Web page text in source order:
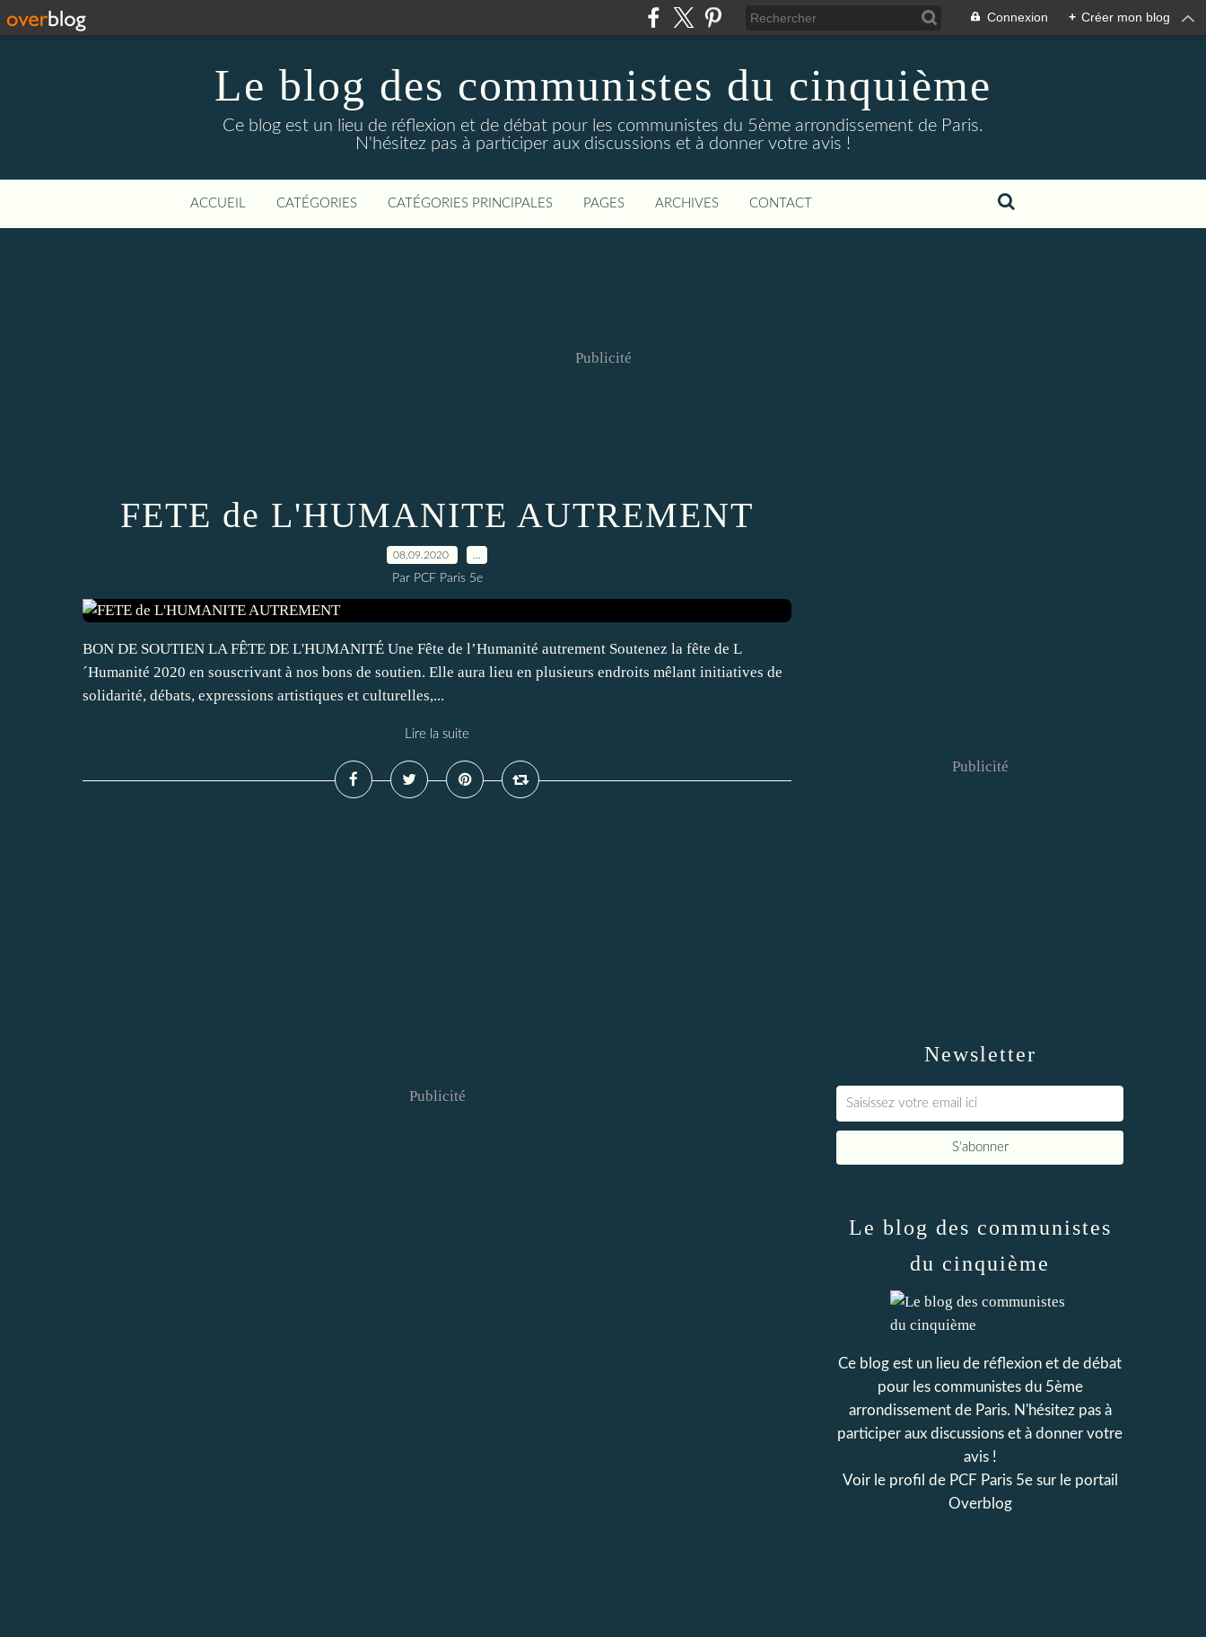
Connexion + Créer mon blog
Le blog des communistes du cinquième
Ce blog est un lieu de réflexion et de débat pour les communistes du 5ème arrondissement de Paris.
N'hésitez pas à participer aux discussions et à donner votre avis !
ACCUEIL CATÉGORIES CATÉGORIES PRINCIPALES PAGES ARCHIVES CONTACT
Publicité
FETE de L'HUMANITE AUTREMENT
08.09.2020
Par PCF Paris 5e
BON DE SOUTIEN LA FÊTE DE L'HUMANITÉ Une Fête de l’Humanité autrement Soutenez la fête de L
´Humanité 2020 en souscrivant à nos bons de soutien. Elle aura lieu en plusieurs endroits mêlant initiatives de
solidarité, débats, expressions artistiques et culturelles,...
Lire la suite
Publicité
Newsletter
Publicité
Le blog des communistes
du cinquième
Ce blog est un lieu de réflexion et de débat
pour les communistes du 5ème
arrondissement de Paris. N'hésitez pas à
participer aux discussions et à donner votre
avis !
Voir le profil de PCF Paris 5esur le portail
Overblog